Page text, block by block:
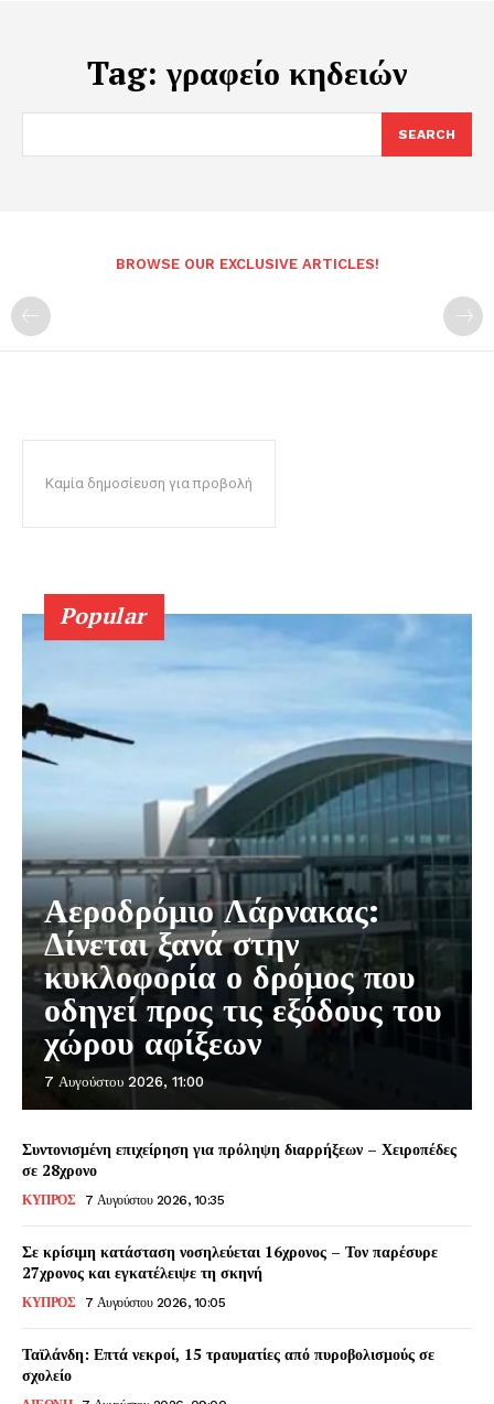
Tag:γραφείο κηδειών
SEARCH
BROWSE OUR EXCLUSIVE ARTICLES!
Καμία δημοσίευση για προβολή
Popular
Αεροδρόμιο Λάρνακας:
Δίνεται ξανά στην
κυκλοφορία ο δρόμος που
οδηγεί προς τις εξόδους του
χώρου αφίξεων
7 Αυγούστου 2026, 11:00
Συντονισμένη επιχείρηση για πρόληψη διαρρήξεων – Χειροπέδες
σε 28χρονο
ΚΥΠΡΟΣ 7 Αυγούστου 2026, 10:35
Σε κρίσιμη κατάσταση νοσηλεύεται 16χρονος – Τον παρέσυρε
27χρονος και εγκατέλειψε τη σκηνή
ΚΥΠΡΟΣ 7 Αυγούστου 2026, 10:05
Ταϊλάνδη: Επτά νεκροί, 15 τραυματίες από πυροβολισμούς σε
σχολείο